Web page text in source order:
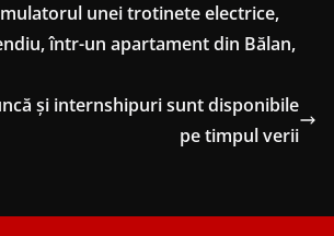
unei trotinete electrice,
într-un apartament din Bălan,
și internshipuri sunt disponibile
pe timpul verii